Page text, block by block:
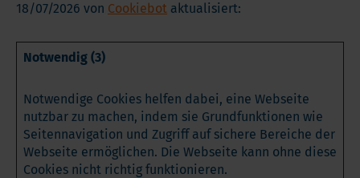
18/07/2026 von Cookiebot aktualisiert:
Notwendig (3)
Notwendige Cookies helfen dabei, eine Webseite
nutzbar zu machen, indem sie Grundfunktionen wie
Seitennavigation und Zugriff auf sichere Bereiche der
Webseite ermöglichen. Die Webseite kann ohne diese
Cookies nicht richtig funktionieren.